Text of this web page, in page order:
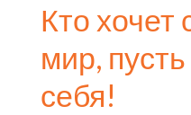
Кто хочет
мир,
себя!